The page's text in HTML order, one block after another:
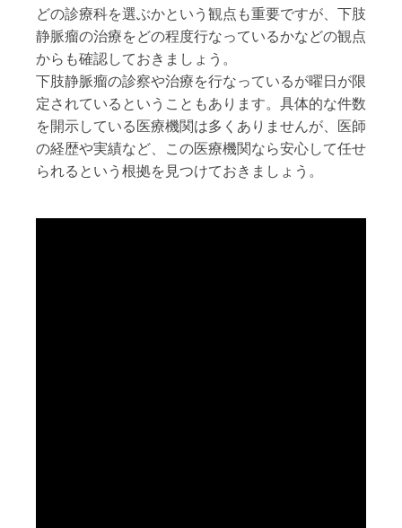
どの診療科を選ぶかという観点も重要ですが、下肢
静脈瘤の治療をどの程度行なっているかなどの観点
からも確認しておきましょう。
下肢静脈瘤の診察や治療を行なっているが曜日が限
定されているということもあります。具体的な件数
を開示している医療機関は多くありませんが、医師
の経歴や実績など、この医療機関なら安心して任せ
られるという根拠を見つけておきましょう。